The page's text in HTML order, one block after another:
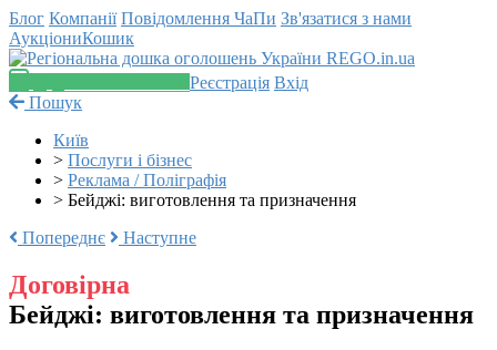
Блог Компанії Повідомлення ЧаПи Зв'язатися з нами
АукціониКошик
Реєстрація Вхід
Пошук
Київ
> Послуги і бізнес
> Реклама / Поліграфія
> Бейджі: виготовлення та призначення
Попереднє
Наступне
Договірна
Бейджі: виготовлення та призначення